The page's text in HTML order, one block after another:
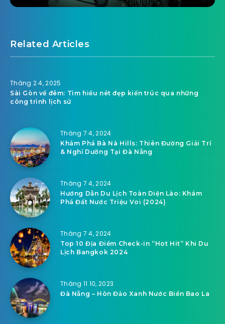
Related Articles
Tháng 2 4, 2025
Sài Gòn về đêm: Tìm hiểu nét đẹp kiến trúc qua những
công trình lịch sử
Tháng 7 4, 2024
Khám Phá Bà Nà Hills: Thiên Đường Giải Trí
& Nghỉ Dưỡng Tại Đà Nẵng
Tháng 7 4, 2024
Hướng Dẫn Du Lịch Toàn Diện Lào: Khám
Phá Đất Nước Triệu Voi (2024)
Tháng 7 4, 2024
Top 10 Địa Điểm Check-in “Hot Hit” Khi Du
Lịch Bangkok 2024
Tháng 11 10, 2023
Đà Nẵng – Hòn Đảo Xanh Nước Biển Bao La